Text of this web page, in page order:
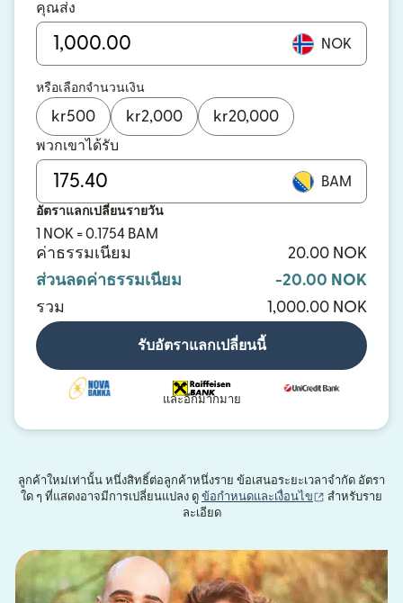
คุณส่ง
NOK
หรือเลือกจำนวนเงิน
kr500 kr2,000 kr20,000
พวกเขาได้รับ
BAM
อัตราแลกเปลี่ยนรายวัน
1 NOK = 0.1754 BAM
ค่าธรรมเนียม
20.00 NOK
ส่วนลดค่าธรรมเนียม
-20.00 NOK
รวม
1,000.00 NOK
รับอัตราแลกเปลี่ยนนี้
และอีกมากมาย
ลูกค้าใหม่เท่านั้น หนึ่งสิทธิ์ต่อลูกค้าหนึ่งราย ข้อเสนอระยะเวลาจำกัด อัตรา
ใด ๆ ที่แสดงอาจมีการเปลี่ยนแปลง ดู ข้อกำหนดและเงื่อนไข (เปิดในหน้าต่า
สำหรับราย
ละเอียด